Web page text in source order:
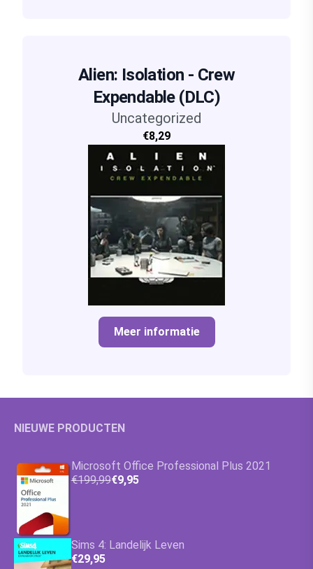
Alien: Isolation - Crew
Expendable (DLC)
Uncategorized
€8,29
Meer informatie
NIEUWE PRODUCTEN
Microsoft Office Professional Plus 2021
€199,99€9,95
Sims 4: Landelijk Leven
€29,95